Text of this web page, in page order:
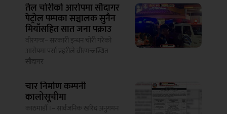
तेल चोरीको आरोपमा सौदागर
पेट्रोल पम्पका सञ्चालक सुनैन
मियाँसहित सात जना पक्राउ
वीरगन्ज– सरकारी इन्धन चोरी गरेको
आरोपमा पर्सा प्रहरीले वीरगन्जस्थित
सौदागर
चार निर्माण कम्पनी
कालोसूचीमा
काठमाडौं ।– सार्वजनिक खरिद अनुगमन